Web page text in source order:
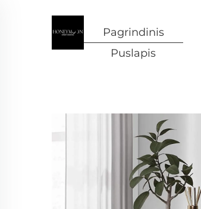
Pagrindinis
Puslapis